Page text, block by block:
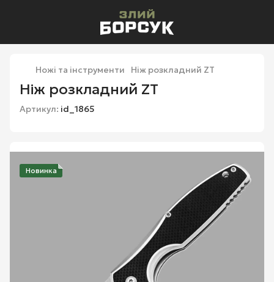
Ножі та інструменти Ніж розкладний ZT
Ніж розкладний ZT
Артикул: id_1865
Новинка